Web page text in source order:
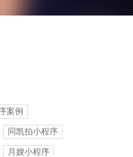
案例
同凯拍小程序
月嫂小程序